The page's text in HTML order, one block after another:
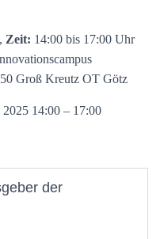
Zeit: 14:00 bis 17:00 Uhr
Groß Kreutz OT Götz
14:00 – 17:00
der